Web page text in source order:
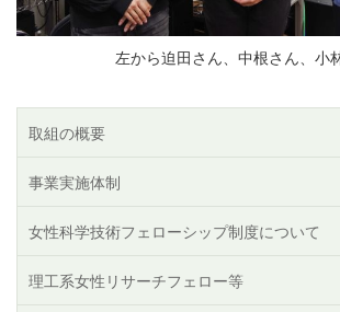
左から迫田さん、中根さん、小
取組の概要
事業実施体制
女性科学技術フェローシップ制度について
理工系女性リサーチフェロー等